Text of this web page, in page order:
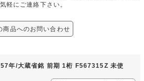
軽にご連絡下さい。
商品へのお問い合わせ
年/大蔵省銘 前期 1桁 F567315Z 未使